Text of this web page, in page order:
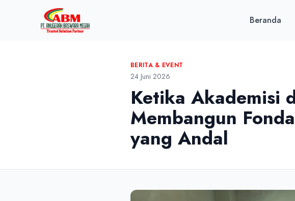
Beranda
BERITA & EVENT
24 Juni 2026
Ketika Akademisi
Membangun
yang Andal